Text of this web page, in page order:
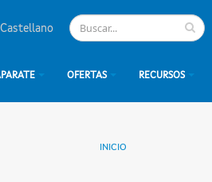
Castellano
OFERTAS RECURSOS
INICIO